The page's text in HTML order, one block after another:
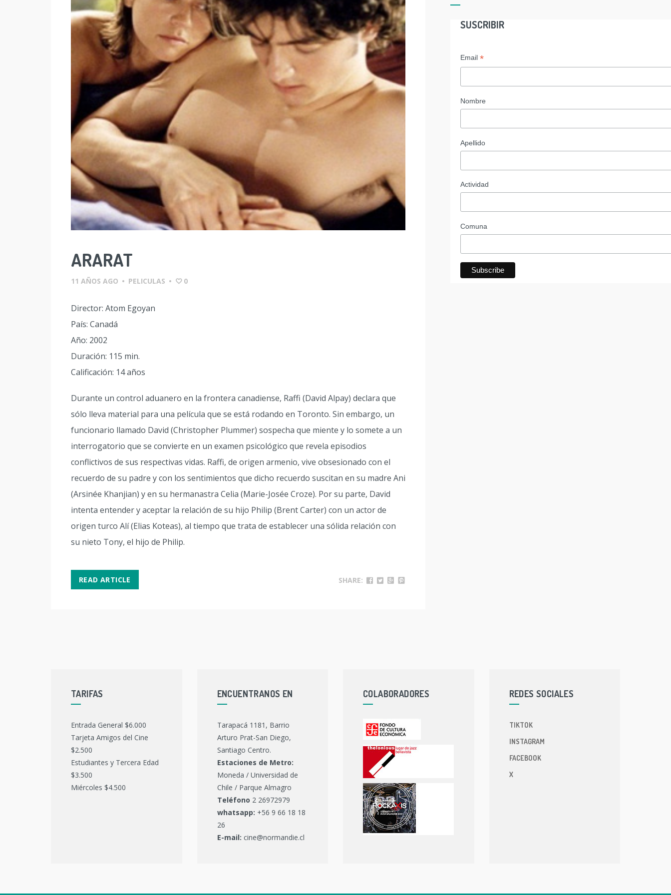
ARARAT
11 AÑOS AGO • PELICULAS • 0
Director: Atom Egoyan
País: Canadá
Año: 2002
Duración: 115 min.
Calificación: 14 años
Durante un control aduanero en la frontera canadiense, Raffi (David Alpay) declara que
sólo lleva material para una película que se está rodando en Toronto. Sin embargo, un
funcionario llamado David (Christopher Plummer) sospecha que miente y lo somete a un
interrogatorio que se convierte en un examen psicológico que revela episodios
conflictivos de sus respectivas vidas. Raffi, de origen armenio, vive obsesionado con el
recuerdo de su padre y con los sentimientos que dicho recuerdo suscitan en su madre Ani
(Arsinée Khanjian) y en su hermanastra Celia (Marie-Josée Croze). Por su parte, David
intenta entender y aceptar la relación de su hijo Philip (Brent Carter) con un actor de
origen turco Alí (Elias Koteas), al tiempo que trata de establecer una sólida relación con
su nieto Tony, el hijo de Philip.
READ ARTICLE SHARE:
SUSCRIBIR
Email *
Nombre
Apellido
Actividad
Comuna
TARIFAS
Entrada General $6.000
Tarjeta Amigos del Cine
$2.500
Estudiantes y Tercera Edad
$3.500
Miércoles $4.500
ENCUENTRANOS EN
Tarapacá 1181, Barrio
Arturo Prat-San Diego,
Santiago Centro.
Estaciones de Metro:
Moneda / Universidad de
Chile / Parque Almagro
Teléfono 2 26972979
whatsapp: +56 9 66 18 18
26
E-mail: cine@normandie.cl
COLABORADORES REDES SOCIALES
TIKTOK
INSTAGRAM
FACEBOOK
X